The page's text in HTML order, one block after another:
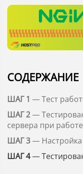
СОДЕРЖАНИЕ
ШАГ 1 — Тест
ШАГ 2—
сервера при
ШАГ 3— Настройка
ШАГ 4—